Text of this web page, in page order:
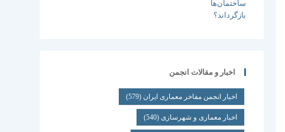
اخبار و مقالات انجمن
اخبار انجمن مفاخر معماری ایران (579)
اخبار معماری و شهرسازی(540)